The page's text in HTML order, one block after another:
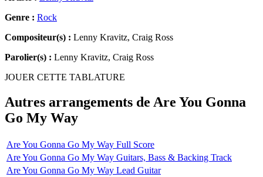
Genre : Rock
Compositeur(s) : Lenny Kravitz, Craig Ross
Parolier(s) : Lenny Kravitz, Craig Ross
JOUER CETTE TABLATURE
Autres arrangements de Are You Gonna
Go My Way
Are You Gonna Go My Way Full Score
Are You Gonna Go My Way Guitars, Bass & Backing Track
Are You Gonna Go My Way Lead Guitar